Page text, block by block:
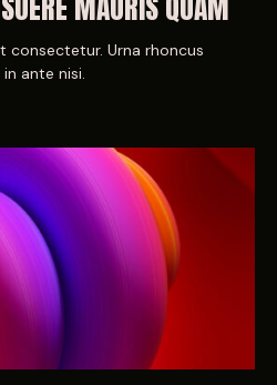
consectetur. Urna rhoncus
ante nisi.